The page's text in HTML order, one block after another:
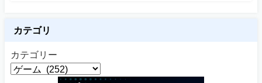
カテゴリ
カテゴリー